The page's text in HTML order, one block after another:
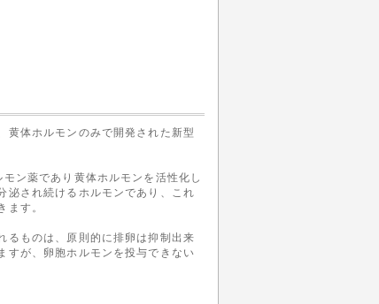
黄体ホルモンのみで開発された新型
ン薬であり黄体ホルモンを活性化し
泌され続けるホルモンであり、これ
ます。
るものは、原則的に排卵は抑制出来
すが、卵胞ホルモンを投与できない